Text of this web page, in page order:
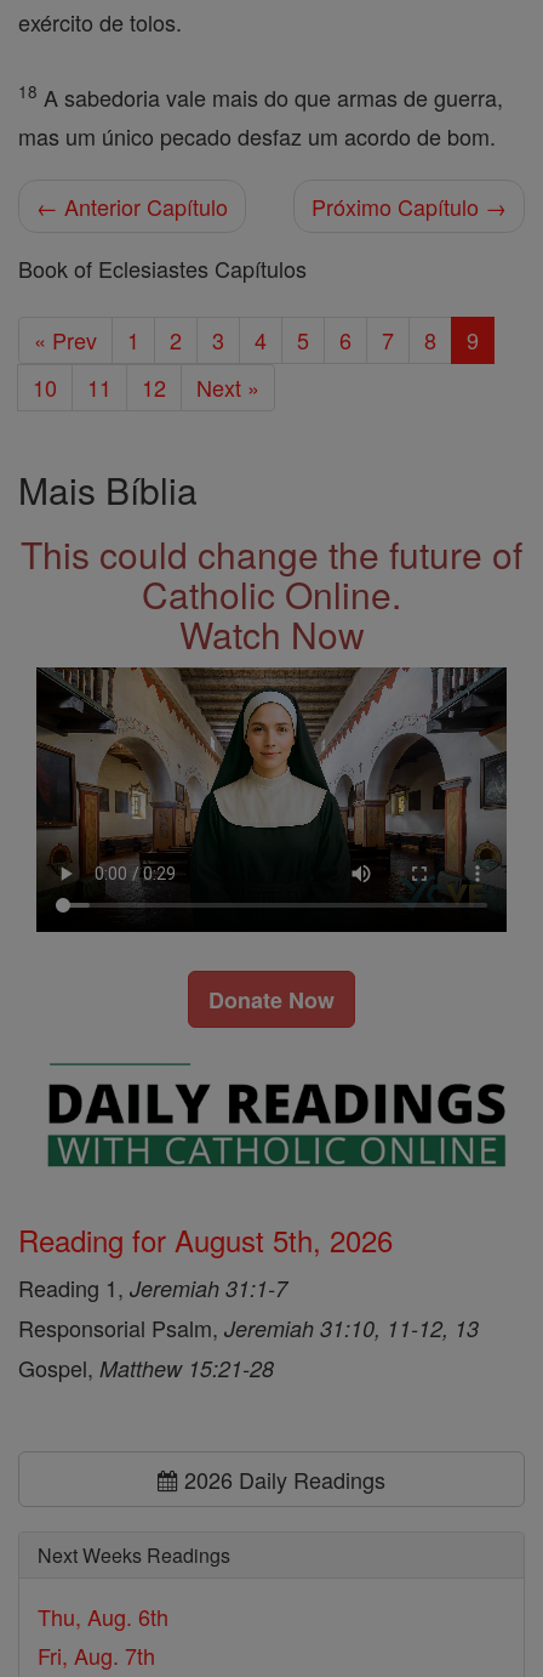
exército de tolos.
18 A sabedoria vale mais do que armas de guerra,
mas um único pecado desfaz um acordo de bom.
← Anterior Capítulo
Próximo Capítulo →
Book of Eclesiastes Capítulos
« Prev 1 2 3 4 5 6 7 8
9
10
11 12 Next »
Mais Bíblia
This could change the future of
Catholic Online.
Watch Now
Donate Now
Reading for August 5th, 2026
Reading 1, Jeremiah 31:1-7
Responsorial Psalm, Jeremiah 31:10, 11-12, 13
Gospel, Matthew 15:21-28
2026 Daily Readings
Next Weeks Readings
Thu, Aug. 6th
Fri, Aug. 7th